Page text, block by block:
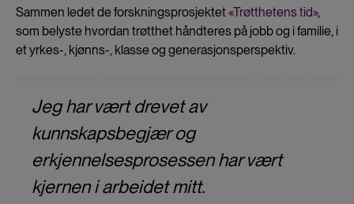
Sammen ledet de forskningsprosjektet«Trøtthetens tid»,
som belyste hvordan trøtthet håndteres på jobb og i familie, i
et yrkes-, kjønns-, klasse og generasjonsperspektiv.
Jeg har vært drevet av
kunnskapsbegjær og
erkjennelsesprosessen har vært
kjernen i arbeidet mitt.